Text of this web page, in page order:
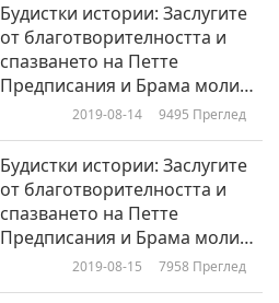
Будистки истории: Заслугите
от благотворителността и
спазването на Петте
Предписания и Брама моли
за Дарма, част 1 от 10
2019-08-14 9495 Преглед
Будистки истории: Заслугите
от благотворителността и
спазването на Петте
Предписания и Брама моли
за Дарма, част 2 от 10
2019-08-15 7958 Преглед